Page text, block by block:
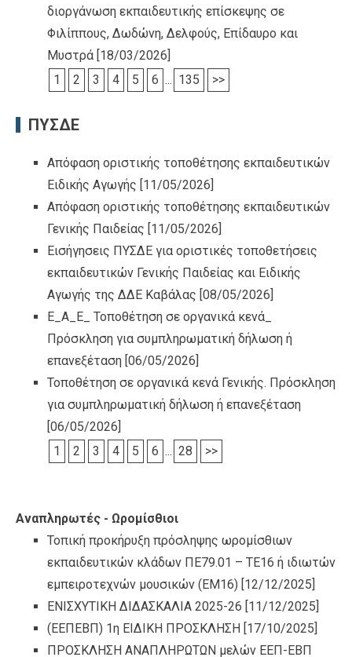
διοργάνωση εκπαιδευτικής επίσκεψης σε
Φιλίππους, Δωδώνη, Δελφούς, Επίδαυρο και
Μυστρά [18/03/2026]
1
2 3 4 5 6 ... 135 >>
ΠΥΣΔΕ
Απόφαση οριστικής τοποθέτησης εκπαιδευτικών
Ειδικής Αγωγής [11/05/2026]
Απόφαση οριστικής τοποθέτησης εκπαιδευτικών
Γενικής Παιδείας [11/05/2026]
Εισήγησεις ΠΥΣΔΕ για οριστικές τοποθετήσεις
εκπαιδευτικών Γενικής Παιδείας και Ειδικής
Αγωγής της ΔΔΕ Καβάλας [08/05/2026]
Ε_Α_Ε_ Τοποθέτηση σε οργανικά κενά_
Πρόσκληση για συμπληρωματική δήλωση ή
επανεξέταση [06/05/2026]
Τοποθέτηση σε οργανικά κενά Γενικής. Πρόσκληση
για συμπληρωματική δήλωση ή επανεξέταση
[06/05/2026]
1
2 3 4 5 6 ... 28 >>
Αναπληρωτές - Ωρομίσθιοι
Τοπική προκήρυξη πρόσληψης ωρομίσθιων
εκπαιδευτικών κλάδων ΠΕ79.01 – ΤΕ16 ή ιδιωτών
εμπειροτεχνών μουσικών (ΕΜ16) [12/12/2025]
ΕΝΙΣΧΥΤΙΚΗ ΔΙΔΑΣΚΑΛΙΑ 2025-26 [11/12/2025]
(ΕΕΠΕΒΠ) 1η ΕΙΔΙΚΗ ΠΡΟΣΚΛΗΣΗ [17/10/2025]
ΠΡΟΣΚΛΗΣΗ ΑΝΑΠΛΗΡΩΤΩΝ μελών ΕΕΠ-ΕΒΠ